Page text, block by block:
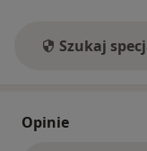
Szukaj
Opinie